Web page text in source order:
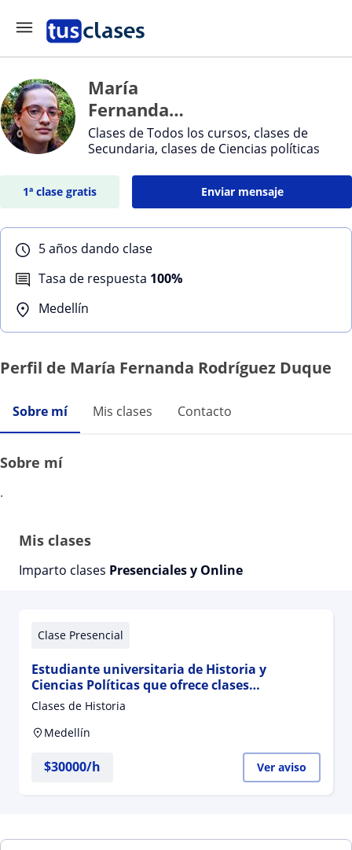
María
Fernanda
Rodríguez
Duque
Clases de Todos los cursos, clases de
Secundaria, clases de Ciencias políticas
1ª clase gratis Enviar mensaje
5 años dando clase
Tasa de respuesta 100%
Medellín
Perfil de María Fernanda Rodríguez Duque
Sobre mí Mis clases Contacto
Sobre mí
.
Mis clases
Imparto clases Presenciales y Online
Clase Presencial
Estudiante universitaria de Historia y
Ciencias Políticas que ofrece clases
particulares de Humanidades (Historia y
Clases de Historia
Medellín
$30000/h Ver aviso